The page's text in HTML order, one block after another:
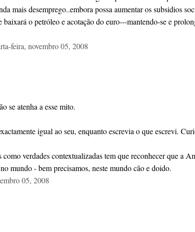
mais desemprego..embora possa aumentar os subsidios
o petróleo e acotação do euro---mantendo-se e
feira, novembro 05, 2008
se atenha a esse mito.
igual ao seu, enquanto escrevia o que escrevi.
verdades contextualizadas tem que reconhecer que
mundo - bem precisamos, neste mundo cão e doido.
05, 2008